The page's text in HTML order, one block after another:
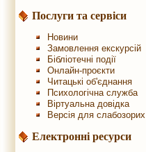
Послуги та сервіси
Новини
Замовлення екскурсій
Бібліотечні події
Онлайн-проєкти
Читацькі об'єднання
Психологічна служба
Віртуальна довідка
Версія для слабозорих
Електронні ресурси